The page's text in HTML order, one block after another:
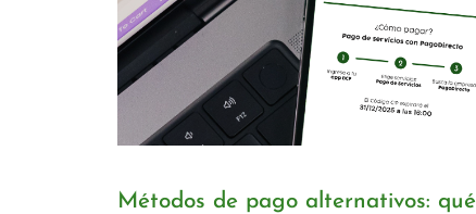
Métodos de pago alternativos: qué